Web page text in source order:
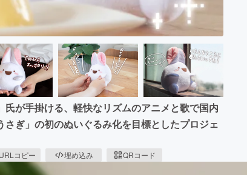
が手掛ける、軽快なリズムのアニメと歌で国内
ぎ」の初のぬいぐるみ化を目標としたプロジェ
URLコピー 埋め込み QRコード